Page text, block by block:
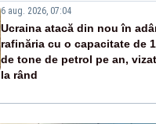
6 aug. 2026, 07:04
Ucraina atacă din nou în
rafinăria cu o capacitate de
de tone de petrol pe an,
la rând